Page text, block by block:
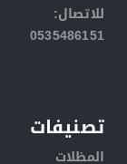
:للاتصال
0535486151
تصنيفات
المظلات